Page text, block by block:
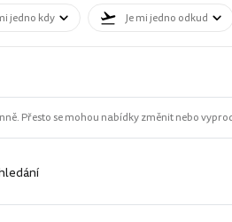
jedno kdy Je mi jedno odkud
Přesto se mohou nabídky změnit nebo